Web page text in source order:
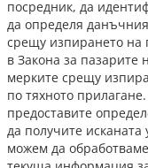
посредник, да
да определя
срещу изпирането на
в Закона за пазарите
мерките срещу
по тяхното
предоставите
да получите исканата
можем да